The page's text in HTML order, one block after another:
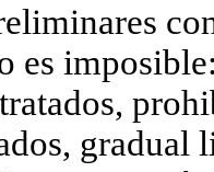
es